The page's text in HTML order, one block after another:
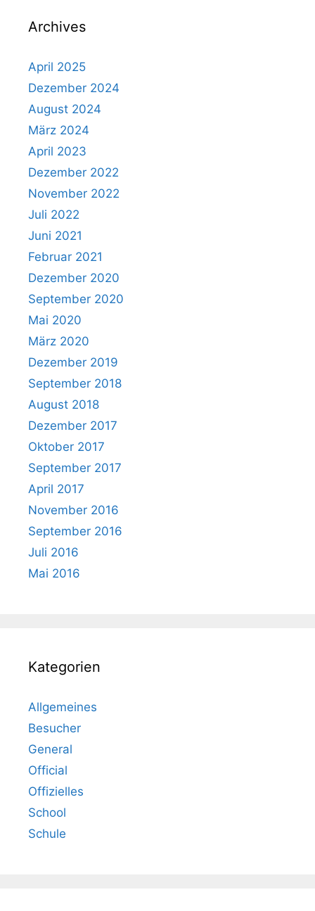
Archives
April 2025
Dezember 2024
August 2024
März 2024
April 2023
Dezember 2022
November 2022
Juli 2022
Juni 2021
Februar 2021
Dezember 2020
September 2020
Mai 2020
März 2020
Dezember 2019
September 2018
August 2018
Dezember 2017
Oktober 2017
September 2017
April 2017
November 2016
September 2016
Juli 2016
Mai 2016
Kategorien
Allgemeines
Besucher
General
Official
Offizielles
School
Schule